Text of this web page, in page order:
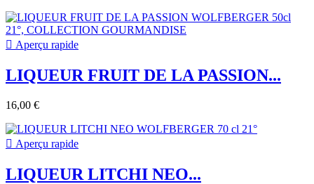
 Aperçu rapide
LIQUEUR FRUIT DE LA PASSION...
16,00 €
 Aperçu rapide
LIQUEUR LITCHI NEO...